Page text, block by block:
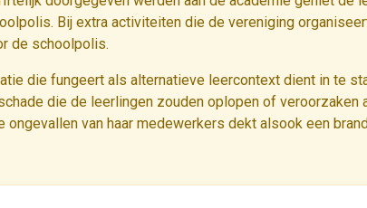
Bij extra activiteiten die de vereniging
de schoolpolis.
die fungeert als alternatieve leercontext dient in te
die de leerlingen zouden oplopen of
ongevallen van haar medewerkers dekt alsook een